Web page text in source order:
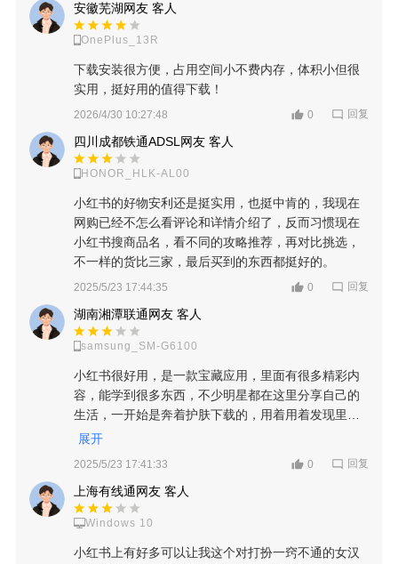
安徽芜湖网友 客人
OnePlus_13R
下载安装很方便，占用空间小不费内存，体积小但很
实用，挺好用的值得下载！
2026/4/30 10:27:48 0 回复
四川成都铁通ADSL网友 客人
HONOR_HLK-AL00
小红书的好物安利还是挺实用，也挺中肯的，我现在
网购已经不怎么看评论和详情介绍了，反而习惯现在
小红书搜商品名，看不同的攻略推荐，再对比挑选，
不一样的货比三家，最后买到的东西都挺好的。
2025/5/23 17:44:35 0 回复
湖南湘潭联通网友 客人
samsung_SM-G6100
小红书很好用，是一款宝藏应用，里面有很多精彩内
容，能学到很多东西，不少明星都在这里分享自己的
生活，一开始是奔着护肤下载的，用着用着发现里面
还有很多有趣的人，现在干啥都爱上去看看，买东西
展开
2025/5/23 17:41:33 0 回复
上海有线通网友 客人
Windows 10
小红书上有好多可以让我这个对打扮一窍不通的女汉